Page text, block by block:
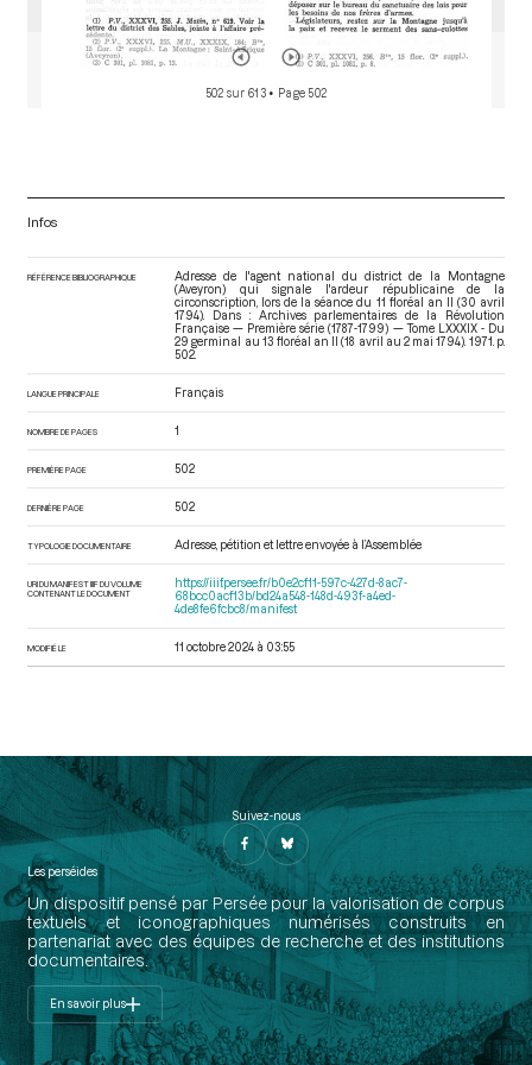
502 sur 613 • Page 502
Infos
RÉFÉRENCE BIBLIOGRAPHIQUE
Adresse de l'agent national du district de la Montagne
(Aveyron) qui signale l'ardeur républicaine de la
circonscription, lors de la séance du 11 floréal an II (30 avril
1794). Dans : Archives parlementaires de la Révolution
Française — Première série (1787-1799) — Tome LXXXIX - Du
29 germinal au 13 floréal an II (18 avril au 2 mai 1794) . 1971. p.
502.
LANGUE PRINCIPALE Français
NOMBRE DE PAGES 1
PREMIÈRE PAGE 502
DERNIÈRE PAGE 502
TYPOLOGIE DOCUMENTAIRE Adresse, pétition et lettre envoyée à l’Assemblée
URI DU MANIFEST IIIF DU VOLUME
CONTENANT LE DOCUMENT
https://iiif.persee.fr/b0e2cf11-597c-427d-8ac7-
68bcc0acf13b/bd24a548-148d-493f-a4ed-
4de8fe6fcbc8/manifest
MODIFIÉ LE 11 octobre 2024 à 03:55
Suivez-nous
Les perséides
Un dispositif pensé par Persée pour la valorisation de corpus
textuels et iconographiques numérisés construits en
partenariat avec des équipes de recherche et des institutions
documentaires.
En savoir plus